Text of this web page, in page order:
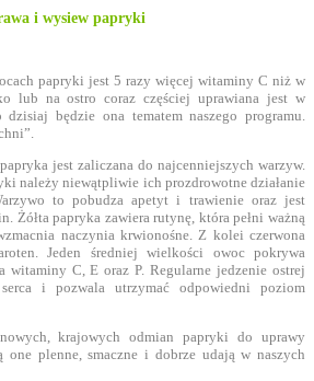
i wysiew papryki
papryki jest 5 razy więcej witaminy C niż w
lub na ostro coraz częściej uprawiana jest w
będzie ona tematem naszego programu.
jest zaliczana do najcenniejszych warzyw.
należy niewątpliwie ich prozdrowotne działanie
to pobudza apetyt i trawienie oraz jest
Żółta papryka zawiera rutynę, która pełni ważną
naczynia krwionośne. Z kolei czerwona
Jeden średniej wielkości owoc pokrywa
witaminy C, E oraz P. Regularne jedzenie ostrej
i pozwala utrzymać odpowiedni poziom
krajowych odmian papryki do uprawy
one plenne, smaczne i dobrze udają w naszych